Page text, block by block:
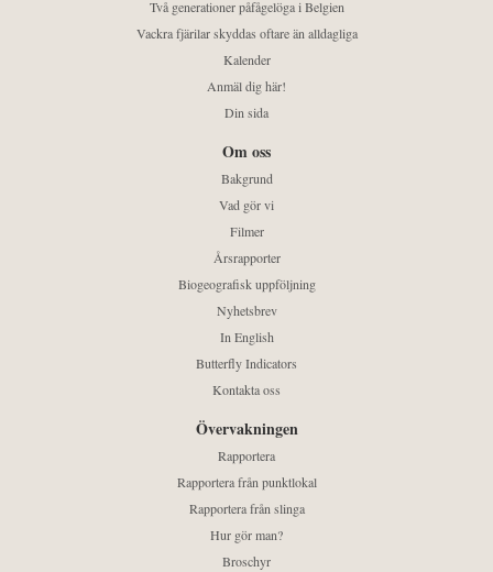
Två generationer påfågelöga i Belgien
Vackra fjärilar skyddas oftare än alldagliga
Kalender
Anmäl dig här!
Din sida
Om oss
Bakgrund
Vad gör vi
Filmer
Årsrapporter
Biogeografisk uppföljning
Nyhetsbrev
In English
Butterfly Indicators
Kontakta oss
Övervakningen
Rapportera
Rapportera från punktlokal
Rapportera från slinga
Hur gör man?
Broschyr